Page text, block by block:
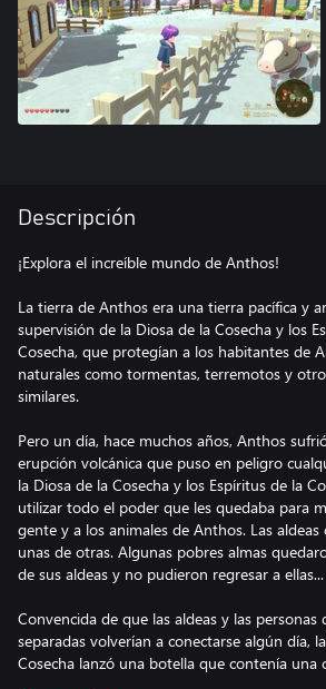
Descripción
¡Explora el increíble mundo de Anthos!
La tierra de Anthos era una tierra pacífica y
supervisión de la Diosa de la Cosecha y los
Cosecha, que protegían a los habitantes de
naturales como tormentas, terremotos y
similares.
Pero un día, hace muchos años, Anthos
erupción volcánica que puso en peligro
la Diosa de la Cosecha y los Espíritus de la
utilizar todo el poder que les quedaba para
gente y a los animales de Anthos. Las aldeas
unas de otras. Algunas pobres almas
de sus aldeas y no pudieron regresar a ellas...
Convencida de que las aldeas y las
separadas volverían a conectarse algún día,
Cosecha lanzó una botella que contenía una